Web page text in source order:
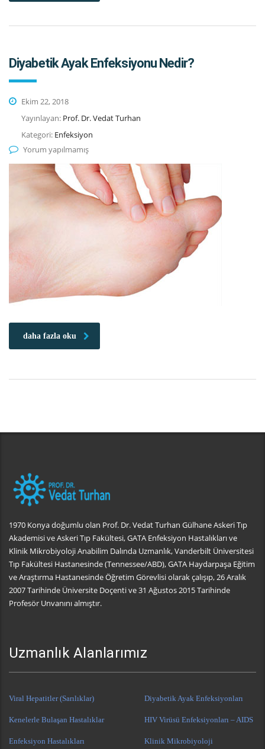
Diyabetik Ayak Enfeksiyonu Nedir?
Ekim 22, 2018
Yayınlayan: Prof. Dr. Vedat Turhan
Kategori: Enfeksiyon
Yorum yapılmamış
daha fazla oku
1970 Konya doğumlu olan Prof. Dr. Vedat Turhan Gülhane Askeri Tıp
Akademisi ve Askeri Tıp Fakültesi, GATA Enfeksiyon Hastalıkları ve
Klinik Mikrobiyoloji Anabilim Dalında Uzmanlık, Vanderbilt Üniversitesi
Tıp Fakültesi Hastanesinde (Tennessee/ABD), GATA Haydarpaşa Eğitim
ve Araştırma Hastanesinde Öğretim Görevlisi olarak çalışıp, 26 Aralık
2007 Tarihinde Üniversite Doçenti ve 31 Ağustos 2015 Tarihinde
Profesör Unvanını almıştır.
Uzmanlık Alanlarımız
Viral Hepatitler (Sarılıklar) Diyabetik Ayak Enfeksiyonları
Kenelerle Bulaşan Hastalıklar HIV Virüsü Enfeksiyonları – AIDS
Enfeksiyon Hastalıkları Klinik Mikrobiyoloji